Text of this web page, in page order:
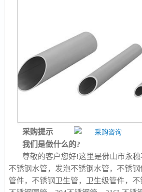
采购提示
我们是做什么的?
尊敬的客户您好!这里是佛山市永
不锈钢水管，发泡不锈钢水管，不锈
管件，不锈钢卫生管，卫生级管件，